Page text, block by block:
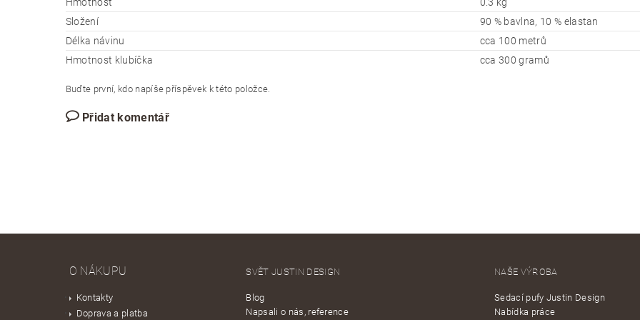
Složení
90 % bavlna, 10 % elastan
Délka návinu
cca 100 metrů
Hmotnost klubíčka
cca 300 gramů
Buďte první, kdo napíše příspěvek k této položce.
Přidat komentář
O NÁKUPU
Kontakty
Doprava a platba
SVĚT JUSTIN DESIGN
Blog
Napsali o nás, reference
NAŠE VÝROBA
Sedací pufy Justin Design
Nabídka práce